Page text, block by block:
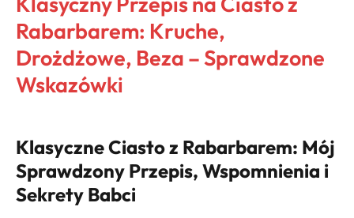
Rabarbarem: Kruche,
Drożdżowe, Beza – Sprawdzone
Wskazówki
Klasyczne Ciasto z Rabarbarem: Mój
Sprawdzony Przepis, Wspomnienia i
Sekrety Babci